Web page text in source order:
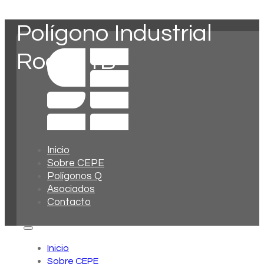
Inicio
Sobre CEPE
Polígonos Q
Asociados
Contacto
Inicio
Sobre CEPE
Polígono Industrial
Roces 1B